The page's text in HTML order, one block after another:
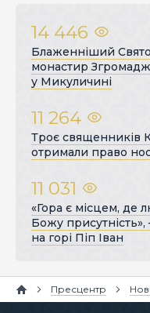
14 446
Блаженніший
монастир
у Микуличині
11 264
Троє священників
отримали право
11 031
«Гора є місцем, де
Божу
на горі Піп Іван
Пресцентр